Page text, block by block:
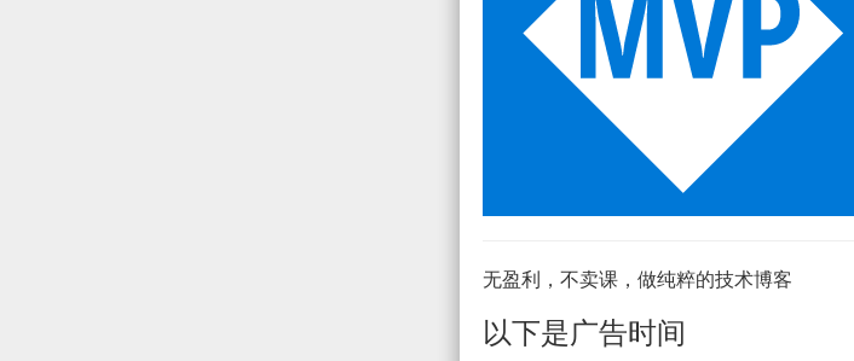
无盈利，不卖课，做纯粹的技术博客
以下是广告时间